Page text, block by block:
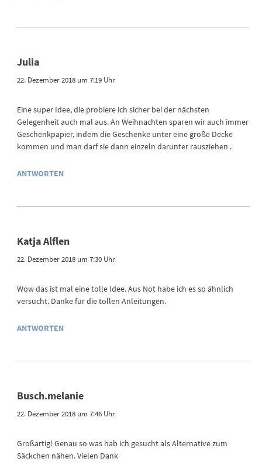
Julia
22. Dezember 2018 um 7:19 Uhr
Eine super Idee, die probiere ich sicher bei der nächsten
Gelegenheit auch mal aus. An Weihnachten sparen wir auch immer
Geschenkpapier, indem die Geschenke unter eine große Decke
kommen und man darf sie dann einzeln darunter rausziehen .
ANTWORTEN
Katja Alflen
22. Dezember 2018 um 7:30 Uhr
Wow das ist mal eine tolle Idee. Aus Not habe ich es so ähnlich
versucht. Danke für die tollen Anleitungen.
ANTWORTEN
Busch.melanie
22. Dezember 2018 um 7:46 Uhr
Großartig! Genau so was hab ich gesucht als Alternative zum
Säckchen nähen. Vielen Dank